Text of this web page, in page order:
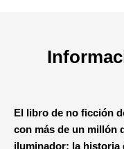
El libro de no ficción
con más de un millón
iluminador: la historia